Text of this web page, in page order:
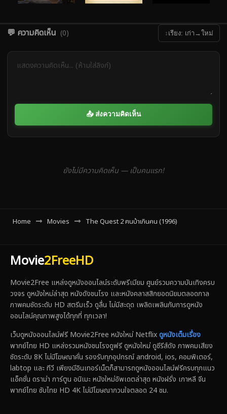
💬 ความคิดเห็น (0) ↕ เรียง: เก่า→ใหม่
📤 ส่งความคิดเห็น
ยังไม่มีความคิดเห็น — เป็นคนแรก!
Home Movies The Quest 2 ฅนบ้าเกินคน (1996)
Movie2FreeHD
Movie2Free แหล่งดูหนังออนไลน์ระดับพรีเมียม ศูนย์รวมความบันเทิงครบ
วงจร ดูหนังใหม่ล่าสุด หนังดังชนโรง และหนังคลาสสิกยอดนิยมตลอดกาล
ภาพคมชัดระดับ HD สตรีมเร็ว ดูลื่น ไม่มีสะดุด เพลิดเพลินกับการดูหนัง
ออนไลน์คุณภาพสูงได้ทุกที่ ทุกเวลา!
เว็บดูหนังออนไลน์ฟรี Movie2Free หนังใหม่ Netflixดูหนังเต็มเรื่อง
พากย์ไทย HD แหล่งรวมหนังชนโรงดูฟรี ดูหนังใหม่ ดูซีรีส์ดัง ภาพคมเสียง
ชัดระดับ 8K ไม่มีโฆษณาคั่น รองรับทุกอุปกรณ์ android, ios, คอมพิเตอร์,
labtop และ ทีวี เพียงมีอินเทอร์เน็ตก็สามารถดูหนังออนไลน์ฟรีครบทุกแนว
แอ็คชั่น ดราม่า การ์ตูน อนิเมะ หนังใหม่อัพเดตล่าสุด หนังฝรั่ง เกาหลี จีน
พากย์ไทย ซับไทย HD 4K ไม่มีโฆษณากวนใจตลอด 24 ชม.